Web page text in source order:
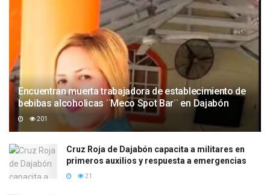
Encuentran muerta trabajadora de establecimiento de
bebibas alcoholicas ¨Meco Spot Bar¨ en Dajabón
201
Cruz Roja de Dajabón capacita a militares en
primeros auxilios y respuesta a emergencias
21